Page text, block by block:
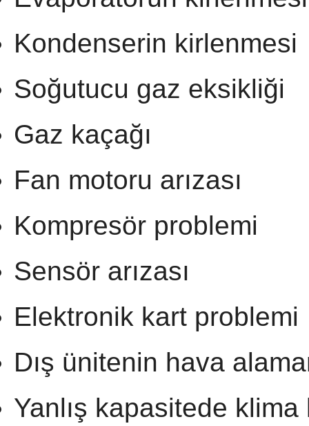
Kondenserin kirlenmesi
Soğutucu gaz eksikliği
Gaz kaçağı
Fan motoru arızası
Kompresör problemi
Sensör arızası
Elektronik kart problemi
Dış ünitenin hava
Yanlış kapasitede klima